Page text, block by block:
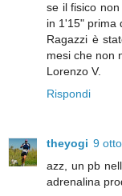
se il fisico
in 1'15" prima
Ragazzi è
mesi che non
Lorenzo V.
Rispondi
theyogi 9
azz, un pb
adrenalina